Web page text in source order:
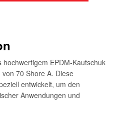
EPDM-Kautschuk
70 Shore A. Diese
entwickelt, um den
Anwendungen und